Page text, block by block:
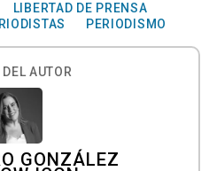
LIBERTAD DE PRENSA
PERIODISMO
AUTOR
GONZÁLEZ